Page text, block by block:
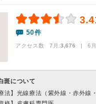
50件
アクセス数 7月:3,676 | 6
斑について
法】 光線療法（紫外線・赤外線